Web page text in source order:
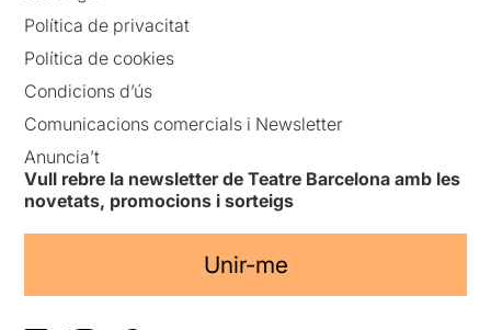
Política de privacitat
Política de cookies
Condicions d’ús
Comunicacions comercials i Newsletter
Anuncia’t
Vull rebre la newsletter de Teatre Barcelona amb les
novetats, promocions i sorteigs
Unir-me